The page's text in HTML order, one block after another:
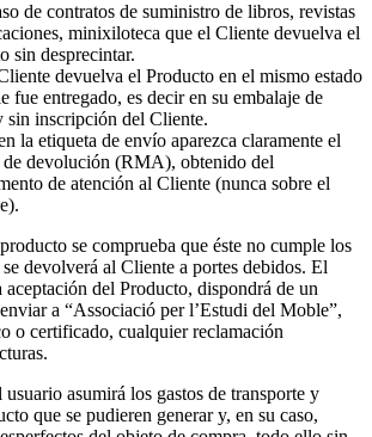
de contratos de suministro de libros, revistas
minixiloteca que el Cliente devuelva el
sin desprecintar.
devuelva el Producto en el mismo estado
fue entregado, es decir en su embalaje de
sin inscripción del Cliente.
la etiqueta de envío aparezca claramente el
de devolución (RMA), obtenido del
de atención al Cliente (nunca sobre el
se comprueba que éste no cumple los
devolverá al Cliente a portes debidos. El
del Producto, dispondrá de un
a “Associació per l’Estudi del Moble”,
o certificado, cualquier reclamación
asumirá los gastos de transporte y
que se pudieren generar y, en su caso,